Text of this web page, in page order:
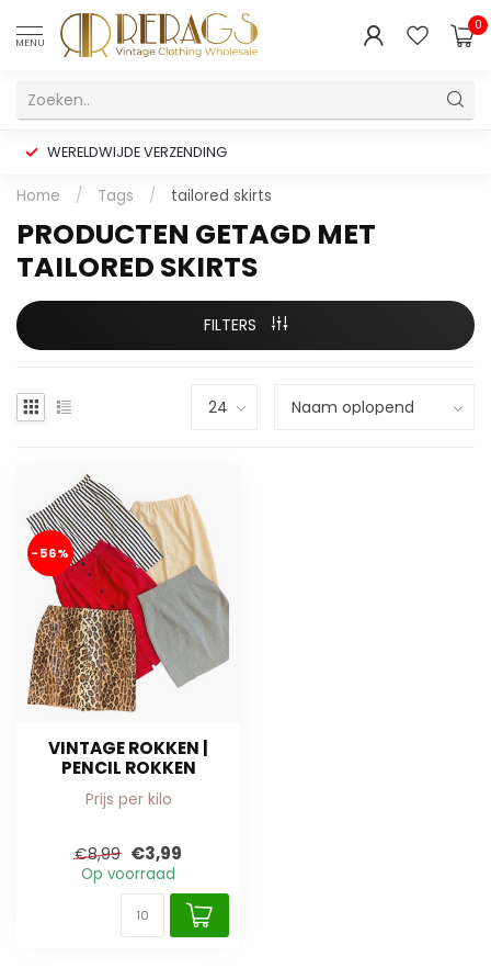
MENU
0
WERELDWIJDE VERZENDING
Home / Tags / tailored skirts
PRODUCTEN GETAGD MET
TAILORED SKIRTS
FILTERS
-56%
VINTAGE ROKKEN |
PENCIL ROKKEN
Prijs per kilo
€8,99 €3,99
Op voorraad